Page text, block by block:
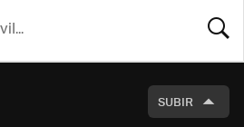
SUBIR